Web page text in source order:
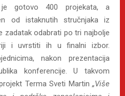
gotovo 400 projekata, a
od istaknutih stručnjaka iz
zadatak odabrati po tri najbolje
i uvrstiti ih u finalni izbor.
nakon prezentacija
konferencije. U takvom
Terma Sveti Martin „Više